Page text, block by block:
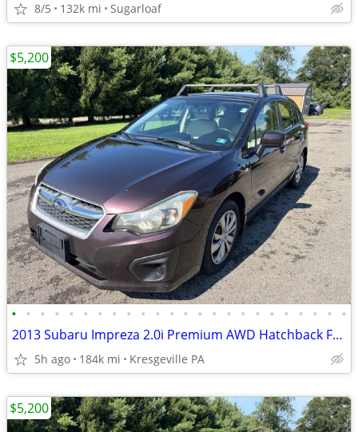
8/5 132k mi Sugarloaf
• • • • • • • • • • • • • • • • • • • • • • • •
2013 Subaru Impreza 2.0i Premium AWD Hatchback FB20 All Weather Pkg
5h ago 184k mi Kresgeville PA
$5,200
$5,200